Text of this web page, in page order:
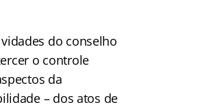
do conselho
o controle
da
– dos atos de